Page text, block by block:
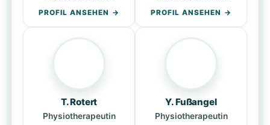
PROFIL ANSEHEN PROFIL ANSEHEN
T. Rotert
Physiotherapeutin
Y. Fußangel
Physiotherapeutin